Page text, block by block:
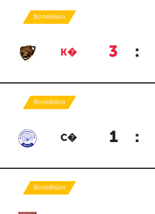
Волейбол
К� 3 :
Волейбол
С� 1 :
Волейбол